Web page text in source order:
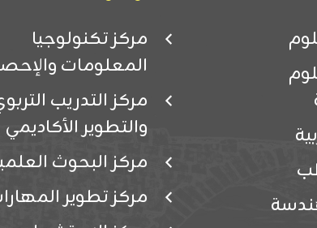
مركز تكنولوجيا
المعلومات
مركز التدريب
والتطوير الأكاديمي
مركز البحوث
مركز تطوير